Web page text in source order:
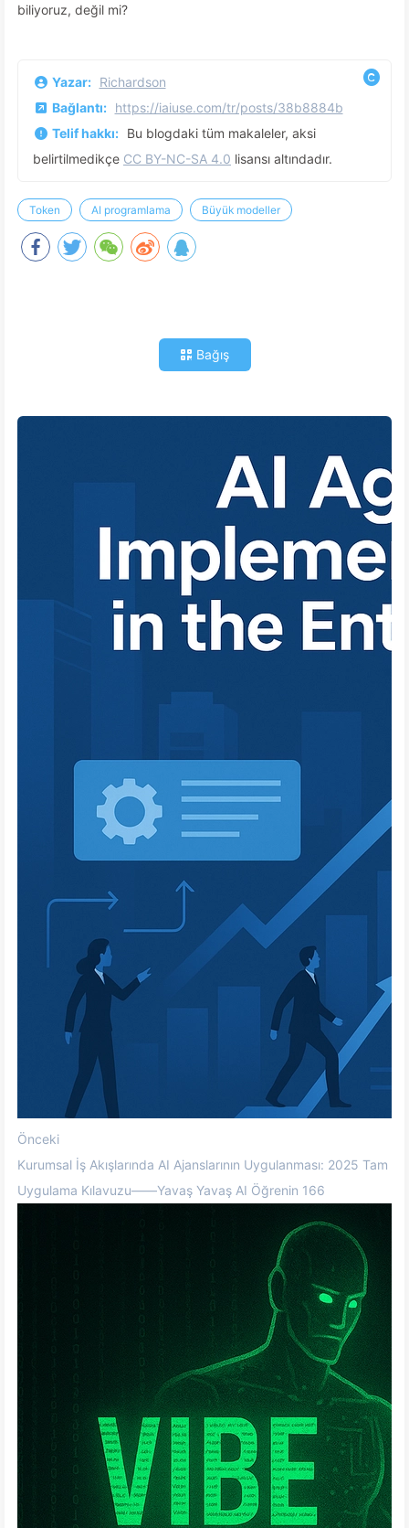
biliyoruz, değil mi?
Yazar: Richardson
Bağlantı: https://iaiuse.com/tr/posts/38b8884b
Telif hakkı: Bu blogdaki tüm makaleler, aksi
belirtilmedikçe CC BY-NC-SA 4.0 lisansı altındadır.
Token AI programlama Büyük modeller
Bağış
Önceki
Kurumsal İş Akışlarında AI Ajanslarının Uygulanması: 2025 Tam
Uygulama Kılavuzu——Yavaş Yavaş AI Öğrenin 166